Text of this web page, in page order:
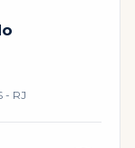
- RJ